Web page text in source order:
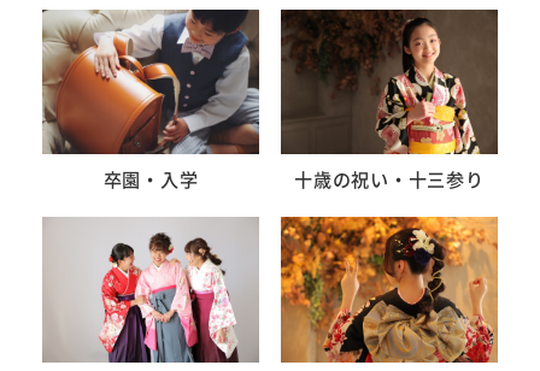
卒園・入学 十歳の祝い・十三参り